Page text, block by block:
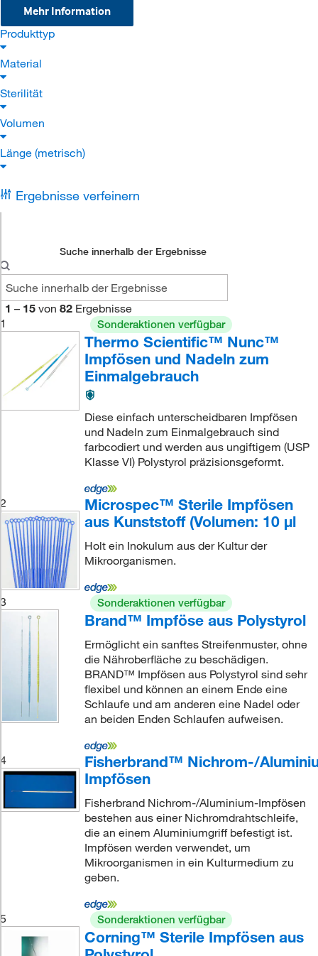
Mehr Information
Produkttyp
Material
Sterilität
Volumen
Länge (metrisch)
Ergebnisse verfeinern
Suche innerhalb der Ergebnisse
1 – 15 von 82 Ergebnisse
1
Sonderaktionen verfügbar
Thermo Scientific™ Nunc™
Impfösen und Nadeln zum
Einmalgebrauch
Diese einfach unterscheidbaren Impfösen
und Nadeln zum Einmalgebrauch sind
farbcodiert und werden aus ungiftigem (USP
Klasse VI) Polystyrol präzisionsgeformt.
2
Microspec™ Sterile Impfösen
aus Kunststoff (Volumen: 10 μl
Holt ein Inokulum aus der Kultur der
Mikroorganismen.
3 Sonderaktionen verfügbar
Brand™ Impföse aus Polystyrol
Ermöglicht ein sanftes Streifenmuster, ohne
die Nähroberfläche zu beschädigen.
BRAND™ Impfösen aus Polystyrol sind sehr
flexibel und können an einem Ende eine
Schlaufe und am anderen eine Nadel oder
an beiden Enden Schlaufen aufweisen.
4
Fisherbrand™ Nichrom-/
Impfösen
Fisherbrand Nichrom-/Aluminium-Impfösen
bestehen aus einer Nichromdrahtschleife,
die an einem Aluminiumgriff befestigt ist.
Impfösen werden verwendet, um
Mikroorganismen in ein Kulturmedium zu
geben.
5 Sonderaktionen verfügbar
Corning™ Sterile Impfösen aus